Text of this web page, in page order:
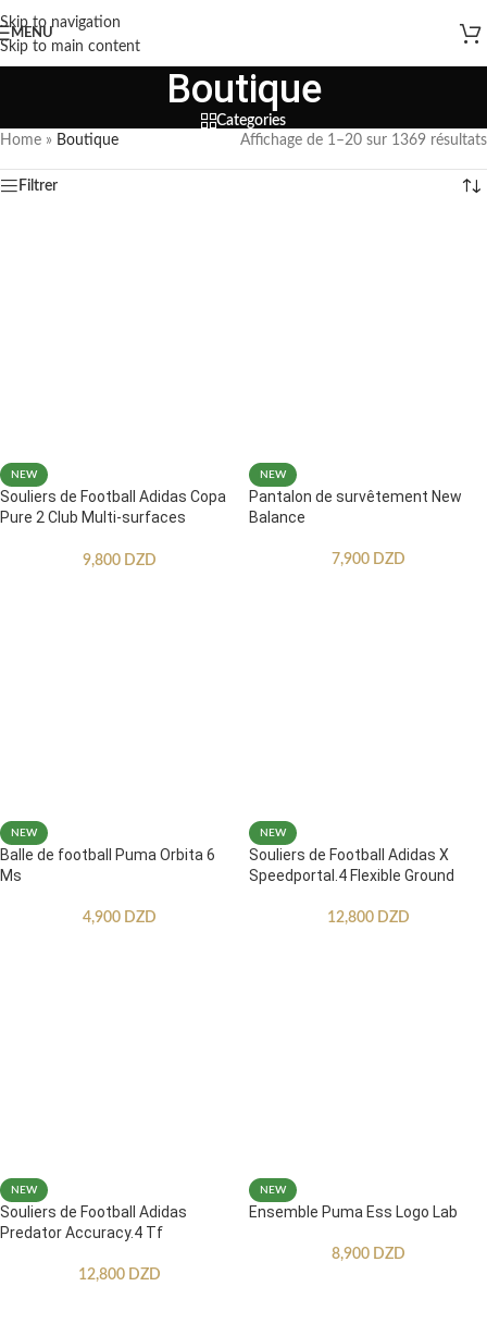
Skip to navigation
Skip to main content
MENU
Boutique
Categories
Home » Boutique Affichage de 1–20 sur 1369 résultats
Filtrer
NEW
Souliers de Football Adidas Copa
Pure 2 Club Multi-surfaces
9,800 DZD
NEW
Pantalon de survêtement New
Balance
7,900 DZD
NEW
Balle de football Puma Orbita 6
Ms
4,900 DZD
NEW
Souliers de Football Adidas X
Speedportal.4 Flexible Ground
12,800 DZD
NEW
Souliers de Football Adidas
Predator Accuracy.4 Tf
12,800 DZD
NEW
Ensemble Puma Ess Logo Lab
8,900 DZD